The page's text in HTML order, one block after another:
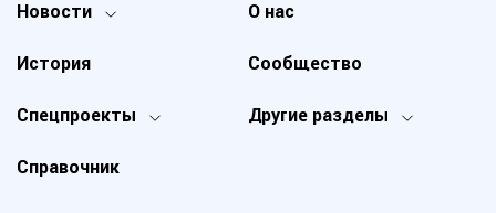
Новости
Спецпроекты Другие разделы
История
О нас
Справочник
Сообщество